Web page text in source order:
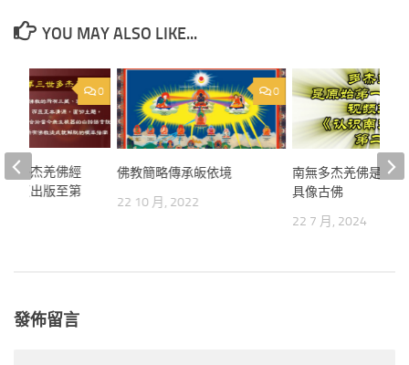
YOU MAY ALSO LIKE...
0
佛教簡略傳承皈依境
22 10 月, 2022
南無多杰羌佛是原
具像古佛
22 7 月, 2024
0
世多杰羌佛經
介（出版至第
發佈留言